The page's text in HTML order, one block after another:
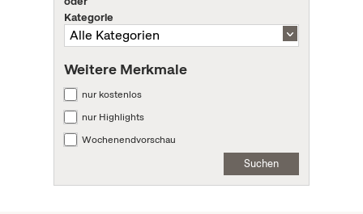
Kategorie
Weitere Merkmale
nur kostenlos
nur Highlights
Wochenendvorschau
Suchen